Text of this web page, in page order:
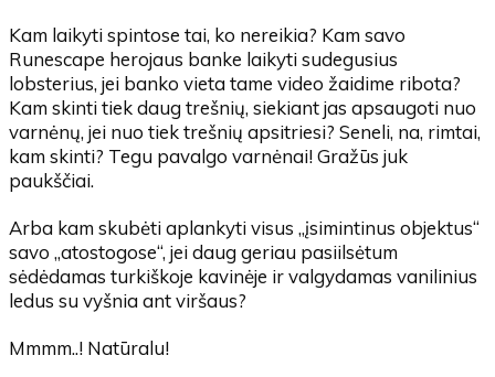
Kam laikyti spintose tai, ko nereikia? Kam savo
Runescape herojaus banke laikyti sudegusius
lobsterius, jei banko vieta tame video žaidime ribota?
Kam skinti tiek daug trešnių, siekiant jas apsaugoti nuo
varnėnų, jei nuo tiek trešnių apsitriesi? Seneli, na, rimtai,
kam skinti? Tegu pavalgo varnėnai! Gražūs juk
paukščiai.
Arba kam skubėti aplankyti visus „įsimintinus objektus“
savo „atostogose“, jei daug geriau pasiilsėtum
sėdėdamas turkiškoje kavinėje ir valgydamas vanilinius
ledus su vyšnia ant viršaus?
Mmmm..! Natūralu!